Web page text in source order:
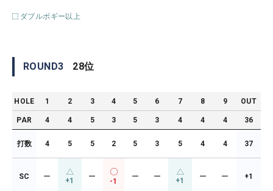
ダブルボギー以上
ROUND3 28位
HOLE 1 2 3 4 5 6 7 8 9 OUT
PAR 4 4 5 3 5 3 4 4 4 36
打数 4 5 5 2 5 3 5 4 4 37
SC ー +1 ー
-1
ー ー +1 ー ー +1